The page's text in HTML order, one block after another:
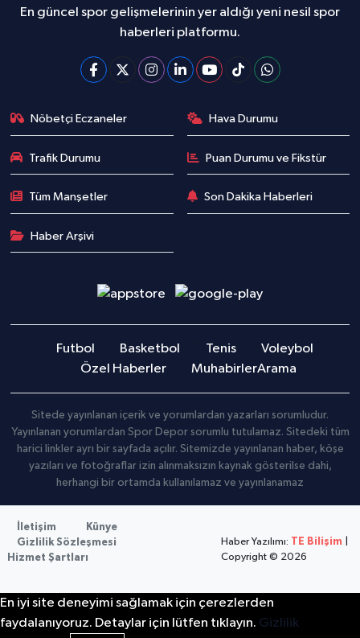
En güncel spor gelişmelerinin yer aldığı yeni nesil spor
haberleri platformu.
Nöbetçi Eczaneler Hava Durumu
Trafik Durumu Puan Durumu ve Fikstür
Tüm Manşetler Son Dakika Haberleri
Haber Arşivi
Futbol Basketbol Tenis
Voleybol
Özel Haberler
MuhabirlerArama
Sitede yayınlanan içerik ve yorumlardan yazarları sorumludur.
Yayınlanan yorumlardan Spor Depor sorumlu tutulamaz. Sitedeki tüm
harici linkler ayrı bir sayfada açılır. Sitemizde yayınlanan haber, köşe
yazıları ve fotoğraflar izin alınmaksızın kaynak gösterilse dahi,
herhangi bir ortamda kullanılamaz ve yayınlanamaz
İletişim
Künye
Gizlilik Sözleşmesi
Hizmet Şartları
Haber Yazılımı: TE Bilişim
Copyright © 2026
En iyi site deneyimi sağlamak için çerezlerden
faydalanıyoruz. Detaylar için lütfen tıklayın. Gizlilik